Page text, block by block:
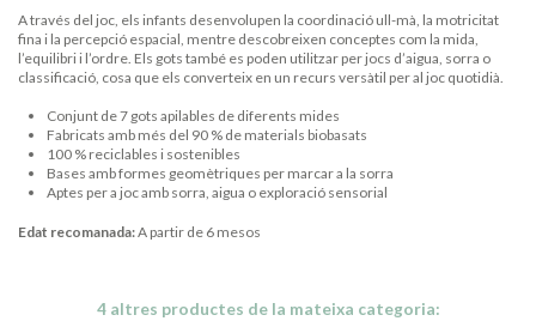
A través del joc, els infants desenvolupen la coordinació ull-mà, la motricitat
fina i la percepció espacial, mentre descobreixen conceptes com la mida,
l’equilibri i l’ordre. Els gots també es poden utilitzar per jocs d’aigua, sorra o
classificació, cosa que els converteix en un recurs versàtil per al joc quotidià.
Conjunt de 7 gots apilables de diferents mides
Fabricats amb més del 90 % de materials biobasats
100 % reciclables i sostenibles
Bases amb formes geomètriques per marcar a la sorra
Aptes per a joc amb sorra, aigua o exploració sensorial
Edat recomanada:A partir de 6 mesos
4 altres productes de la mateixa categoria: